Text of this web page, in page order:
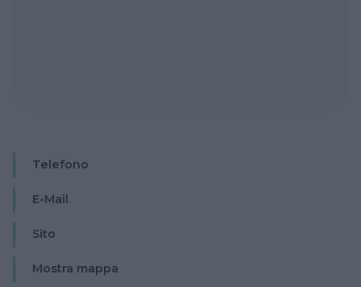
Telefono
E-Mail
Sito
Mostra mappa